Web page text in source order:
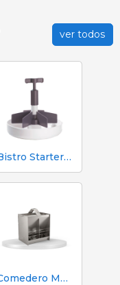
ver todos
Bistro Starter - Plato de Primera Edad
Comedero Master Boost 2 Bocas Doble l Engorda